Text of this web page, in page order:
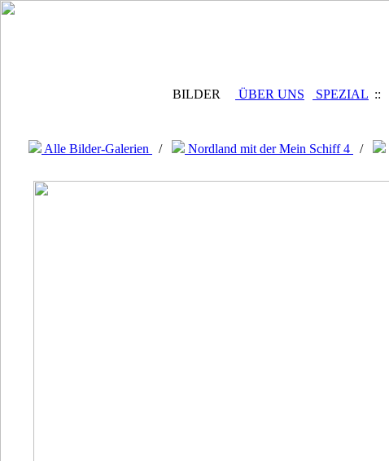
BILDER ÜBER UNS SPEZIAL ::
Alle Bilder-Galerien / Nordland mit der Mein Schiff 4 /